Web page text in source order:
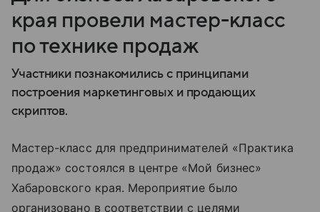
края провели мастер-класс
по технике продаж
Участники познакомились с принципами
построения маркетинговых и продающих
скриптов.
Мастер-класс для предпринимателей «Практика
продаж» состоялся в центре «Мой бизнес»
Хабаровского края. Мероприятие было
организовано в соответствии с целями